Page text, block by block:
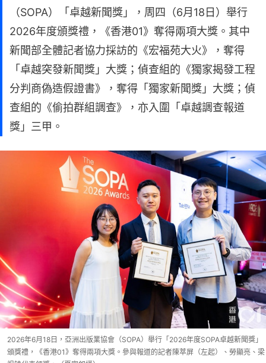
（SOPA）「卓越新聞獎」，周四（6月18日）舉行
2026年度頒獎禮，《香港01》奪得兩項大獎。其中
新聞部全體記者協力採訪的《宏福苑大火》，奪得
「卓越突發新聞獎」大獎；偵查組的《獨家揭發工程
分判商偽造假證書》，奪得「獨家新聞獎」大獎；偵
查組的《偷拍群組調查》，亦入圍「卓越調查報道
獎」三甲。
2026年6月18日，亞洲出版業協會（SOPA）舉行「2026年度SOPA卓越新聞獎」
頒獎禮，《香港01》奪得兩項大獎。參與報道的記者陳萃屏（左起）、勞顯亮、梁